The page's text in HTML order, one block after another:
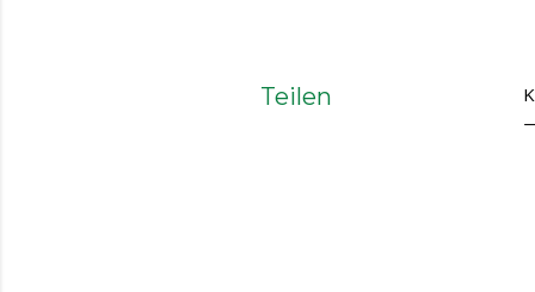
Teilen